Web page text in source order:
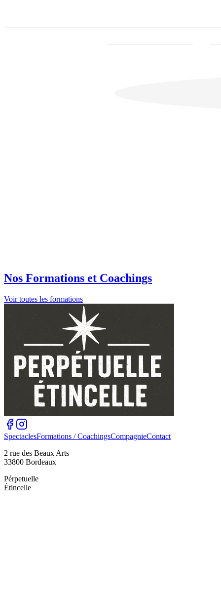
Nos Formations et Coachings
Voir toutes les formations
SpectaclesFormations / CoachingsCompagnieContact
2 rue des Beaux Arts
33800 Bordeaux
Pérpetuelle
Étincelle